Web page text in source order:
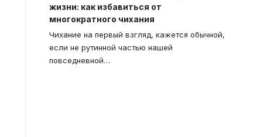
жизни: как избавиться от
многократного чихания
Чихание на первый взгляд, кажется обычной,
если не рутинной частью нашей
повседневной…